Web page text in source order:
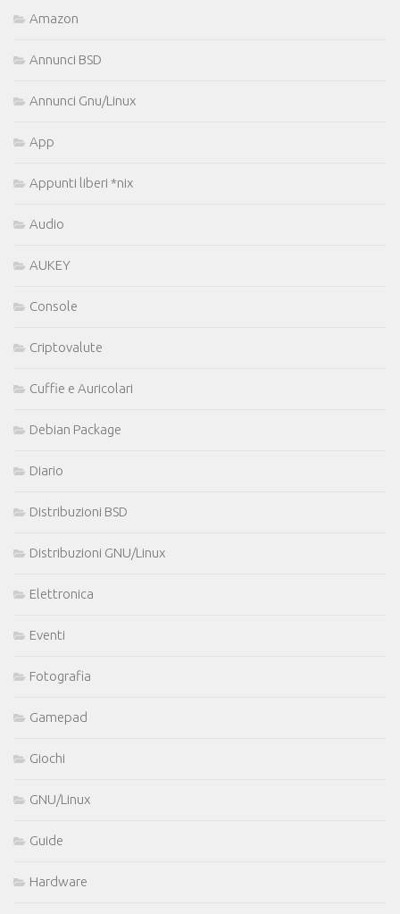
Amazon
Annunci BSD
Annunci Gnu/Linux
App
Appunti liberi *nix
Audio
AUKEY
Console
Criptovalute
Cuffie e Auricolari
Debian Package
Diario
Distribuzioni BSD
Distribuzioni GNU/Linux
Elettronica
Eventi
Fotografia
Gamepad
Giochi
GNU/Linux
Guide
Hardware